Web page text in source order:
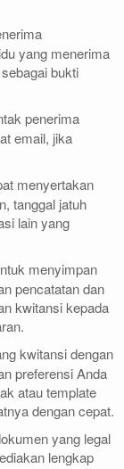
yang menerima
bukti
penerima
email, jika
menyertakan
tanggal jatuh
lain yang
menyimpan
pencatatan dan
kwitansi kepada
kwitansi dengan
preferensi Anda
atau template
dengan cepat.
yang legal
lengkap